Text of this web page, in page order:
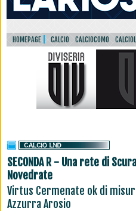
HOMEPAGE CALCIO CALCIOCOMO
SECONDA R - Una rete di
Novedrate
Virtus Cermenate ok di
Azzurra Arosio